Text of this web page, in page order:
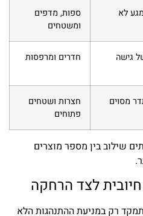
לא
ספות, מדפים
ומשטחים
גישה חדרים ומרפסות
מסוים
חצרות ושטחים
פתוחים
שילוב בין מספר מוצרים
לצד הרחקה
רק במניעת ההתנהגות הלא